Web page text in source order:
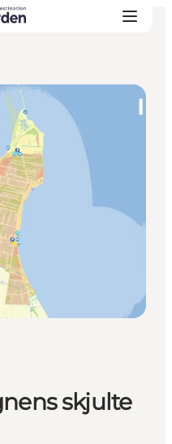
skjulte